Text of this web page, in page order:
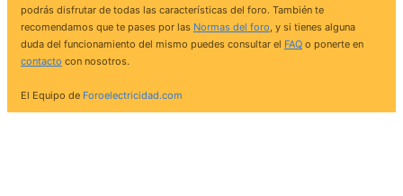
podrás disfrutar de todas las características del foro. También te
recomendamos que te pases por las Normas del foro, y si tienes alguna
duda del funcionamiento del mismo puedes consultar el FAQ o ponerte en
contacto con nosotros.
El Equipo de Foroelectricidad.com